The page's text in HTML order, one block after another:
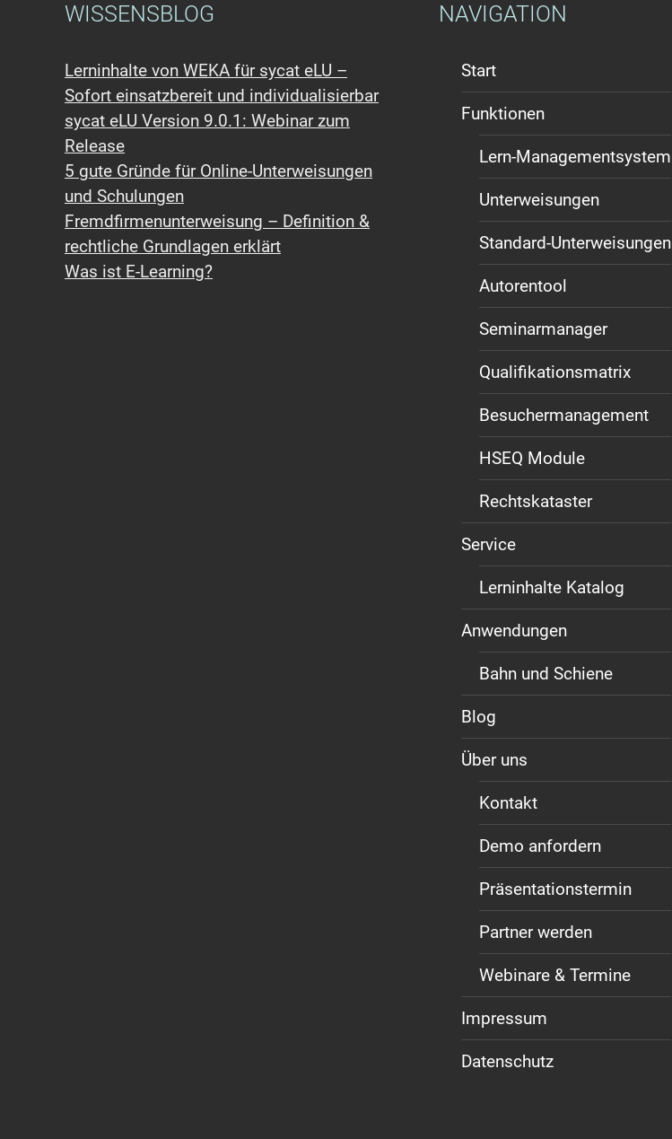
WISSENSBLOG
Lerninhalte von WEKA für sycat eLU –
Sofort einsatzbereit und individualisierbar
sycat eLU Version 9.0.1: Webinar zum
Release
5 gute Gründe für Online-Unterweisungen
und Schulungen
Fremdfirmen​unterweisung – Definition &
rechtliche Grundlagen erklärt
Was ist E-Learning?
NAVIGATION
Start
Funktionen
Lern-Managementsystem
Unterweisungen
Standard-Unterweisungen
Autorentool
Seminarmanager
Qualifikationsmatrix
Besuchermanagement
HSEQ Module
Rechtskataster
Service
Lerninhalte Katalog
Anwendungen
Bahn und Schiene
Blog
Über uns
Kontakt
Demo anfordern
Präsentationstermin
Partner werden
Webinare & Termine
Impressum
Datenschutz